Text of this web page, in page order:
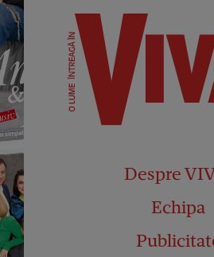
Despre
Echipa